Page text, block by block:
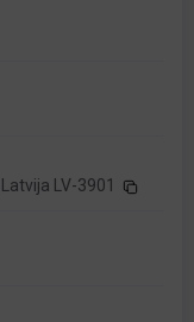
LV-3901